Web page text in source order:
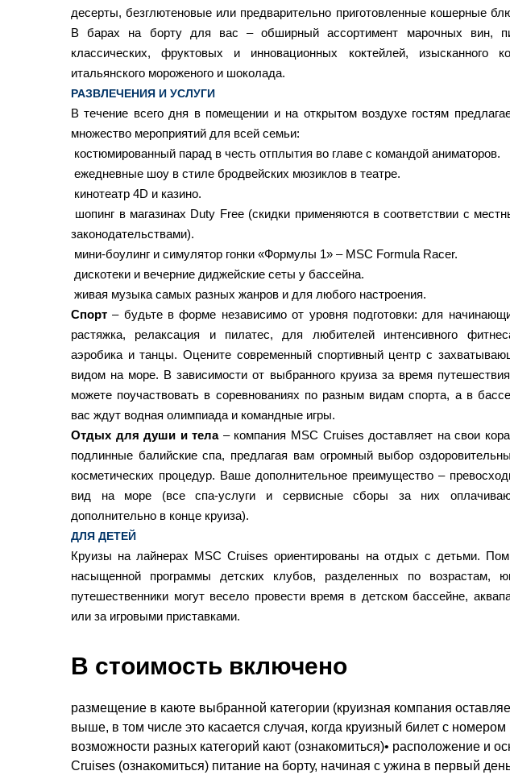
десерты, безглютеновые или предварительно приготовленные кошерные
В барах на борту для вас – обширный ассортимент марочных вин,
классических, фруктовых и инновационных коктейлей, изысканного
итальянского мороженого и шоколада.
РАЗВЛЕЧЕНИЯ И УСЛУГИ
В течение всего дня в помещении и на открытом воздухе гостям
множество мероприятий для всей семьи:
костюмированный парад в честь отплытия во главе с командой аниматоров.
ежедневные шоу в стиле бродвейских мюзиклов в театре.
кинотеатр 4D и казино.
шопинг в магазинах Duty Free (скидки применяются в соответствии с
законодательствами).
мини-боулинг и симулятор гонки «Формулы 1» – MSC Formula Racer.
дискотеки и вечерние диджейские сеты у бассейна.
живая музыка самых разных жанров и для любого настроения.
Спорт – будьте в форме независимо от уровня подготовки: для
растяжка, релаксация и пилатес, для любителей интенсивного
аэробика и танцы. Оцените современный спортивный центр с
видом на море. В зависимости от выбранного круиза за время
можете поучаствовать в соревнованиях по разным видам спорта, а в
вас ждут водная олимпиада и командные игры.
Отдых для души и тела– компания MSC Cruises доставляет на свои
подлинные балийские спа, предлагая вам огромный выбор
косметических процедур. Ваше дополнительное преимущество –
вид на море (все спа-услуги и сервисные сборы за них
дополнительно в конце круиза).
ДЛЯ ДЕТЕЙ
Круизы на лайнерах MSC Cruises ориентированы на отдых с детьми.
насыщенной программы детских клубов, разделенных по возрастам,
путешественники могут весело провести время в детском бассейне,
или за игровыми приставками.
В стоимость включено
размещение в каюте выбранной категории (круизная компания
выше, в том числе это касается случая, когда круизный билет с
возможности разных категорий кают (ознакомиться)• расположение и
Cruises (ознакомиться) питание на борту, начиная с ужина в первый